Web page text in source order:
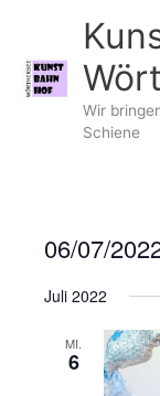
springen
Wir
Schiene
06/07/
wählen.
Juli 2022
MI.
6